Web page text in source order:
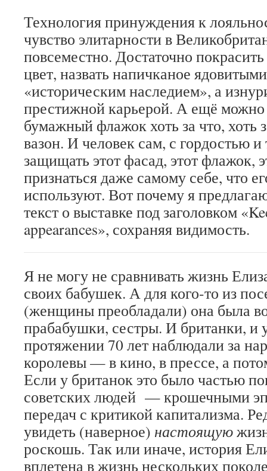
Технология принуждения к
чувство элитарности в
повсеместно. Достаточно
цвет, назвать напичканое
«историческим наследием», а
престижной карьерой. А ещё можно
бумажный флажок хоть за что, хоть
вазон. И человек сам, с гордостью и
защищать этот фасад, этот флажок,
признаться даже самому себе, что
используют. Вот почему я
текст о выставке под заголовком
appearances», сохраняя видимость.
Я не могу не сравнивать жизнь
своих бабушек. А для кого-то из
(женщины преобладали) она была
прабабушки, сестры. И британки, и
протяжении 70 лет наблюдали за
королевы — в кино, в прессе, а
Если у британок это было частью
советских людей — крошечными
передач с критикой капитализма.
увидеть (наверное) настоящую
роскошь. Так или иначе, история
вплетена в жизнь нескольких